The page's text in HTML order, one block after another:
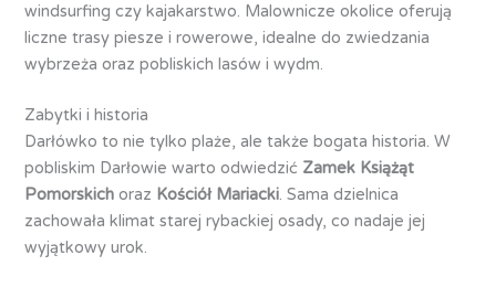
windsurfing czy kajakarstwo. Malownicze okolice oferują
liczne trasy piesze i rowerowe, idealne do zwiedzania
wybrzeża oraz pobliskich lasów i wydm.
Zabytki i historia
Darłówko to nie tylko plaże, ale także bogata historia. W
pobliskim Darłowie warto odwiedzić Zamek Książąt
Pomorskich oraz Kościół Mariacki. Sama dzielnica
zachowała klimat starej rybackiej osady, co nadaje jej
wyjątkowy urok.